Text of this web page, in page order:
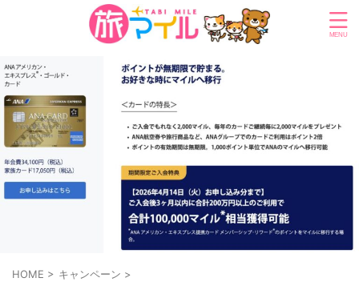
HOME > キャンペーン >